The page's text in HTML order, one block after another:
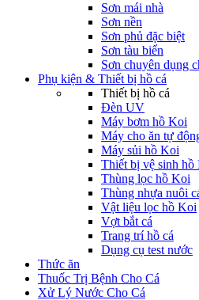
Sơn mái nhà
Sơn nền
Sơn phủ đặc biệt
Sơn tàu biển
Sơn chuyên dụng
Phụ kiện & Thiết bị hồ cá
Thiết bị hồ cá
Đèn UV
Máy bơm hồ Koi
Máy cho ăn tự
Máy sủi hồ Koi
Thiết bị vệ sinh hồ
Thùng lọc hồ Koi
Thùng nhựa nuôi
Vật liệu lọc hồ Koi
Vợt bắt cá
Trang trí hồ cá
Dụng cụ test nước
Thức ăn
Thuốc Trị Bệnh Cho Cá
Xử Lý Nước Cho Cá